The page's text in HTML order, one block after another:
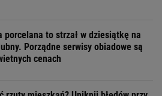
porcelana to strzał w dziesiątkę na
Porządne serwisy obiadowe są
cenach